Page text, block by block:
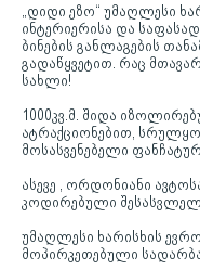
„დიდი ეზო“ უმაღლესი
ინტერიერისა და
ბინების განლაგების
გადაწყვეტით. რაც
სახლი!
1000კვ.მ. შიდა
ატრაქციონებით,
მოსასვენებელი
ასევე , ორდონიანი
კოდირებული
უმაღლესი ხარისხის
მოპირკეთებული